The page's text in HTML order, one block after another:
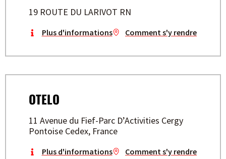
19 ROUTE DU LARIVOT RN
Plus d'informations Comment s'y rendre
OTELO
11 Avenue du Fief-Parc D’Activities Cergy
Pontoise Cedex, France
Plus d'informations Comment s'y rendre